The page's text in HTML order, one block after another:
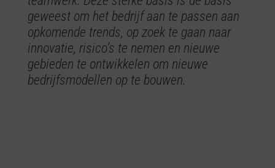
geweest om het bedrijf aan te passen aan
opkomende trends, op zoek te gaan naar
innovatie, risico’s te nemen en nieuwe
gebieden te ontwikkelen om nieuwe
bedrijfsmodellen op te bouwen.